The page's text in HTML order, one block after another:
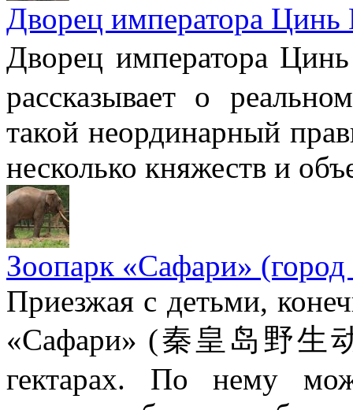
Дворец императора
Дворец императора
рассказывает о
такой неординарный
несколько княжеств и
Зоопарк «Сафари» (город
Приезжая с детьми,
«Сафари» (秦皇岛野生
гектарах. По нему